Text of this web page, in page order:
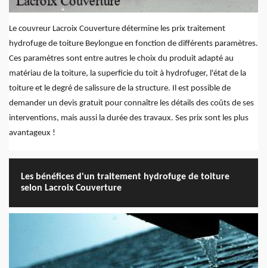
Le couvreur Lacroix Couverture détermine les prix traitement
hydrofuge de toiture Beylongue en fonction de différents paramètres.
Ces paramètres sont entre autres le choix du produit adapté au
matériau de la toiture, la superficie du toit à hydrofuger, l'état de la
toiture et le degré de salissure de la structure. Il est possible de
demander un devis gratuit pour connaître les détails des coûts de ses
interventions, mais aussi la durée des travaux. Ses prix sont les plus
avantageux !
Les bénéfices d'un traitement hydrofuge de toiture
selon Lacroix Couverture